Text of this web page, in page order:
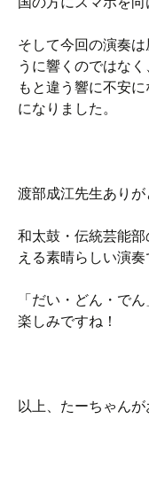
そして今回の演奏
うに響くのではな
もと違う響に不安
になりました。
渡部成江先生ありが
和太鼓・伝統芸能
える素晴らしい演奏
「だい・どん・で
楽しみですね！
以上、たーちゃんが